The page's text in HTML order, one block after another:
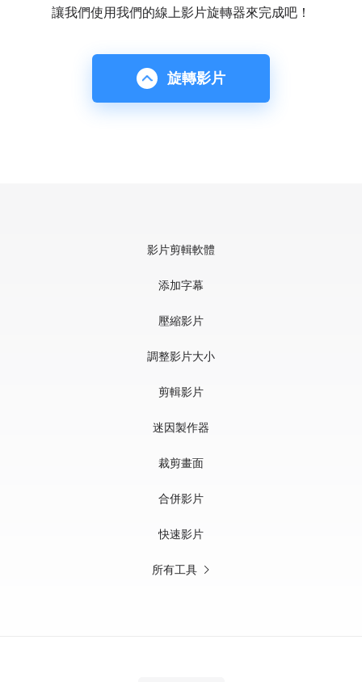
讓我們使用我們的線上影片旋轉器來完成吧！
旋轉影片
影片剪輯軟體
添加字幕
壓縮影片
調整影片大小
剪輯影片
迷因製作器
裁剪畫面
合併影片
快速影片
所有工具